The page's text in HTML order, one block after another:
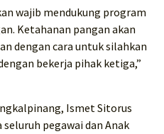
wajib mendukung program
Ketahanan pangan akan
dengan cara untuk silahkan
bekerja pihak ketiga,”
Ismet Sitorus
pegawai dan Anak